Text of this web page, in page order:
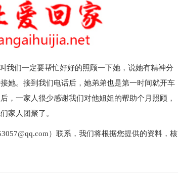
我们一定要帮忙好好的照顾一下她，说她有精神分
她。接到我们电话后，她弟弟也是第一时间就开车
，一家人很少感谢我们对他姐姐的帮助个月照顾，
家人团聚了。
）联系，我们将根据您提供的资料，核